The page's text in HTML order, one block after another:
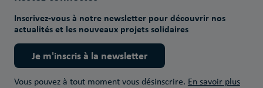
Inscrivez-vous à notre newsletter pour découvrir nos
actualités et les nouveaux projets solidaires
Je m'inscris à la newsletter
Vous pouvez à tout moment vous désinscrire. En savoir plus